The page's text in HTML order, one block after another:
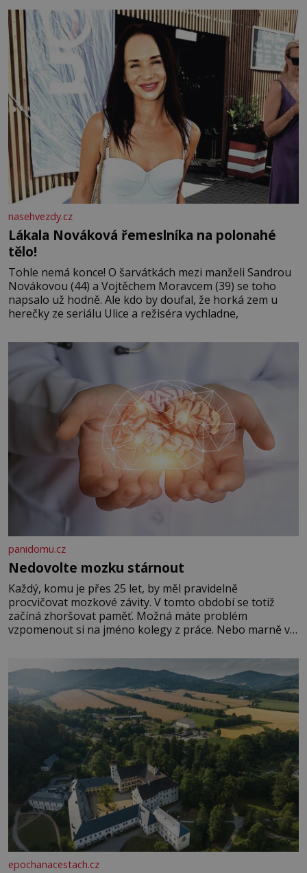
tisíc příslušnic svého včelstva, vznikne jeden z
nejdokonalejších organismů
nasehvezdy.cz
Lákala Nováková řemeslníka na polonahé
tělo!
Tohle nemá konce! O šarvátkách mezi manželi Sandrou
Novákovou (44) a Vojtěchem Moravcem (39) se toho
napsalo už hodně. Ale kdo by doufal, že horká zem u
herečky ze seriálu Ulice a režiséra vychladne,
panidomu.cz
Nedovolte mozku stárnout
Každý, komu je přes 25 let, by měl pravidelně
procvičovat mozkové závity. V tomto období se totiž
začíná zhoršovat paměť. Možná máte problém
vzpomenout si na jméno kolegy z práce. Nebo marně v
Je to opravdu tak, s věkem jako kdyby se paměť
rozhodla stávkovat. Cvičte
epochanacestach.cz